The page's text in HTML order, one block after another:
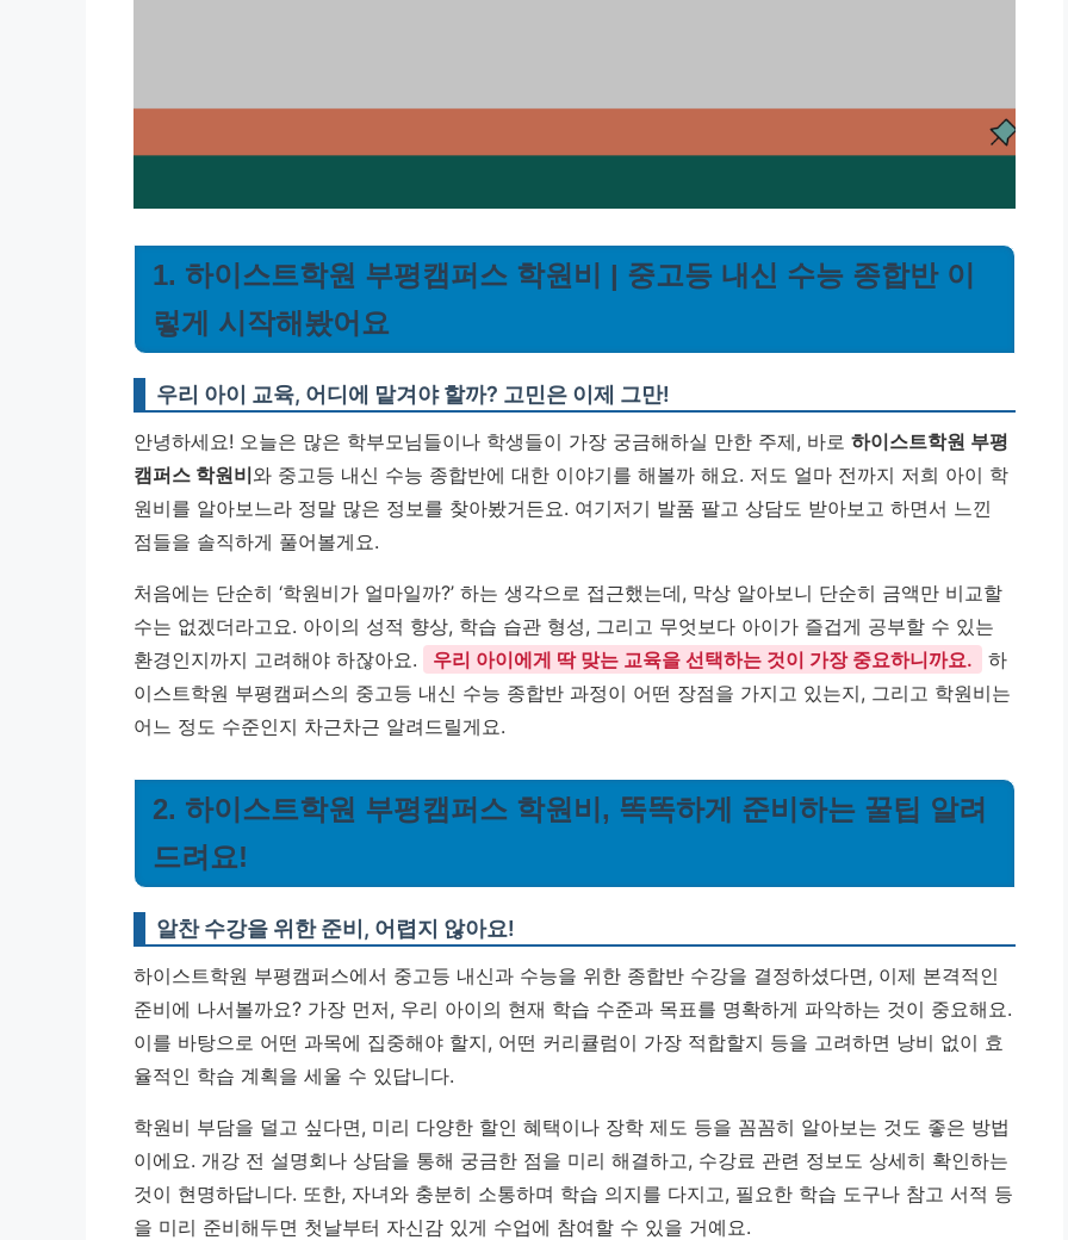
1. 하이스트학원 부평캠퍼스 학원비 | 중고등 내신 수능 종합반 이
렇게 시작해봤어요
우리 아이 교육, 어디에 맡겨야 할까? 고민은 이제 그만!
안녕하세요! 오늘은 많은 학부모님들이나 학생들이 가장 궁금해하실 만한 주제, 바로 하이스트학원 부평
캠퍼스 학원비와 중고등 내신 수능 종합반에 대한 이야기를 해볼까 해요. 저도 얼마 전까지 저희 아이 학
원비를 알아보느라 정말 많은 정보를 찾아봤거든요. 여기저기 발품 팔고 상담도 받아보고 하면서 느낀
점들을 솔직하게 풀어볼게요.
처음에는 단순히 ‘학원비가 얼마일까?’ 하는 생각으로 접근했는데, 막상 알아보니 단순히 금액만 비교할
수는 없겠더라고요. 아이의 성적 향상, 학습 습관 형성, 그리고 무엇보다 아이가 즐겁게 공부할 수 있는
환경인지까지 고려해야 하잖아요.
우리 아이에게 딱 맞는 교육을 선택하는 것이 가장 중요하니까요.
하
이스트학원 부평캠퍼스의 중고등 내신 수능 종합반 과정이 어떤 장점을 가지고 있는지, 그리고 학원비는
어느 정도 수준인지 차근차근 알려드릴게요.
2. 하이스트학원 부평캠퍼스 학원비, 똑똑하게 준비하는 꿀팁 알려
드려요!
알찬 수강을 위한 준비, 어렵지 않아요!
하이스트학원 부평캠퍼스에서 중고등 내신과 수능을 위한 종합반 수강을 결정하셨다면, 이제 본격적인
준비에 나서볼까요? 가장 먼저, 우리 아이의 현재 학습 수준과 목표를 명확하게 파악하는 것이 중요해요.
이를 바탕으로 어떤 과목에 집중해야 할지, 어떤 커리큘럼이 가장 적합할지 등을 고려하면 낭비 없이 효
율적인 학습 계획을 세울 수 있답니다.
학원비 부담을 덜고 싶다면, 미리 다양한 할인 혜택이나 장학 제도 등을 꼼꼼히 알아보는 것도 좋은 방법
이에요. 개강 전 설명회나 상담을 통해 궁금한 점을 미리 해결하고, 수강료 관련 정보도 상세히 확인하는
것이 현명하답니다. 또한, 자녀와 충분히 소통하며 학습 의지를 다지고, 필요한 학습 도구나 참고 서적 등
을 미리 준비해두면 첫날부터 자신감 있게 수업에 참여할 수 있을 거예요.